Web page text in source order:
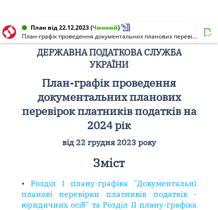
План від 22.12.2023(Чинний)
План-графік проведення документальних планових перевірок платників податків на 2024 рік [ЗМІСТ]
ДЕРЖАВНА ПОДАТКОВА СЛУЖБА
УКРАЇНИ
План-графік проведення
документальних планових
перевірок платників податків на
2024 рік
від 22 грудня 2023 року
Зміст
• Розділ I плану-графіка "Документальні
планові перевірки платників податків -
юридичних осіб" та Розділ II плану-графіка